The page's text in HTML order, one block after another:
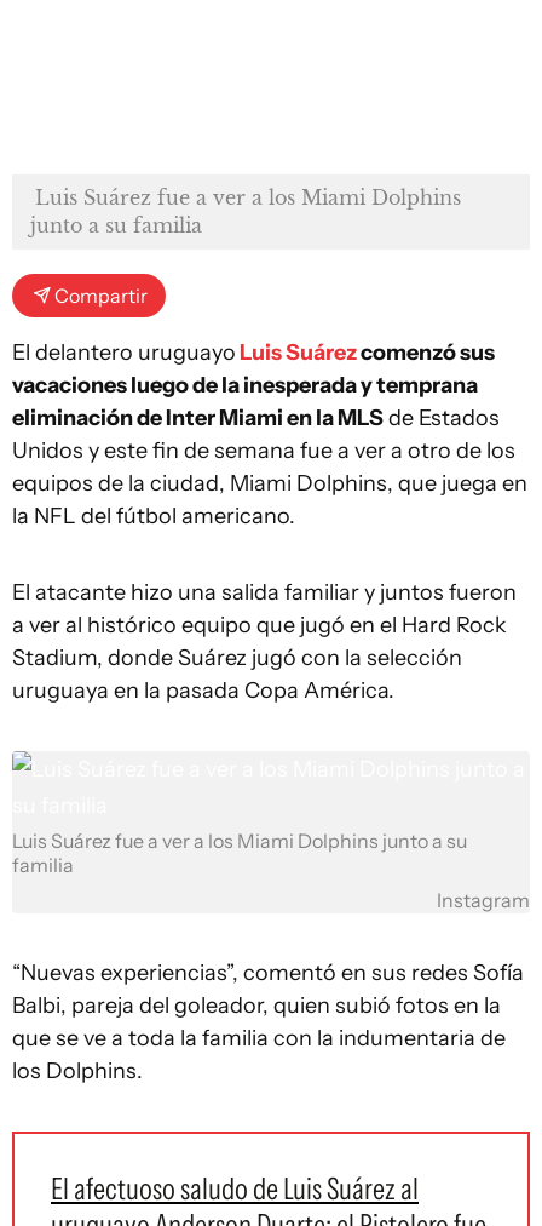
Luis Suárez fue a ver a los Miami Dolphins
junto a su familia
Compartir
El delantero uruguayo Luis Suárezcomenzó sus
vacaciones luego de la inesperada y temprana
eliminación de Inter Miami en la MLSde Estados
Unidos y este fin de semana fue a ver a otro de los
equipos de la ciudad, Miami Dolphins, que juega en
la NFL del fútbol americano.
El atacante hizo una salida familiar y juntos fueron
a ver al histórico equipo que jugó en el Hard Rock
Stadium, donde Suárez jugó con la selección
uruguaya en la pasada Copa América.
Luis Suárez fue a ver a los Miami Dolphins junto a su
familia
Instagram
“Nuevas experiencias”, comentó en sus redes Sofía
Balbi, pareja del goleador, quien subió fotos en la
que se ve a toda la familia con la indumentaria de
los Dolphins.
El afectuoso saludo de Luis Suárez al